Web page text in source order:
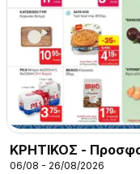
ΚΡΗΤΙΚΟΣ -
06/08 - 26/08/2026